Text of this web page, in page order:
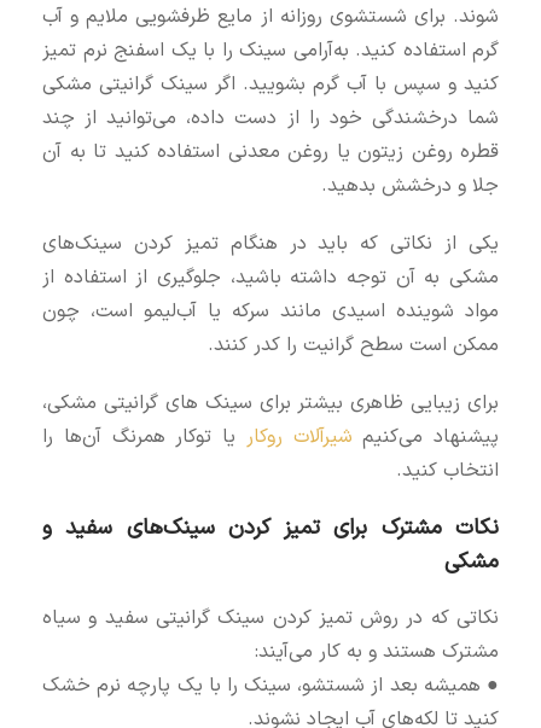
شوند. برای شستشوی روزانه از مایع ظرفشویی ملایم و آب
گرم استفاده کنید. به‌آرامی سینک را با یک اسفنج نرم تمیز
کنید و سپس با آب گرم بشویید. اگر سینک گرانیتی مشکی
شما درخشندگی خود را از دست داده، می‌توانید از چند
قطره روغن زیتون یا روغن معدنی استفاده کنید تا به آن
جلا و درخشش بدهید.
یکی از نکاتی که باید در هنگام تمیز کردن سینک‌های
مشکی به آن توجه داشته باشید، جلوگیری از استفاده از
مواد شوینده اسیدی مانند سرکه یا آب‌لیمو است، چون
ممکن است سطح گرانیت را کدر کنند.
برای زیبایی ظاهری بیشتر برای سینک های گرانیتی مشکی،
پیشنهاد می‌کنیم شیرآلات روکار یا توکار همرنگ آن‌ها را
انتخاب کنید.
نکات مشترک برای تمیز کردن سینک‌های سفید و
مشکی
نکاتی که در روش تميز كردن سينك گرانيتي سفید و سیاه
مشترک هستند و به کار می‌آیند:
● همیشه بعد از شستشو، سینک را با یک پارچه نرم خشک
کنید تا لکه‌های آب ایجاد نشوند.